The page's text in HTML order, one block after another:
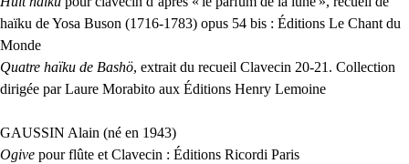
haïku de Yosa Buson (1716-1783) opus 54 bis : Éditions Le Chant du
Monde
Quatre haïku de Bashö, extrait du recueil Clavecin 20-21. Collection
dirigée par Laure Morabito aux Éditions Henry Lemoine
GAUSSIN Alain (né en 1943)
Ogive pour flûte et Clavecin : Éditions Ricordi Paris